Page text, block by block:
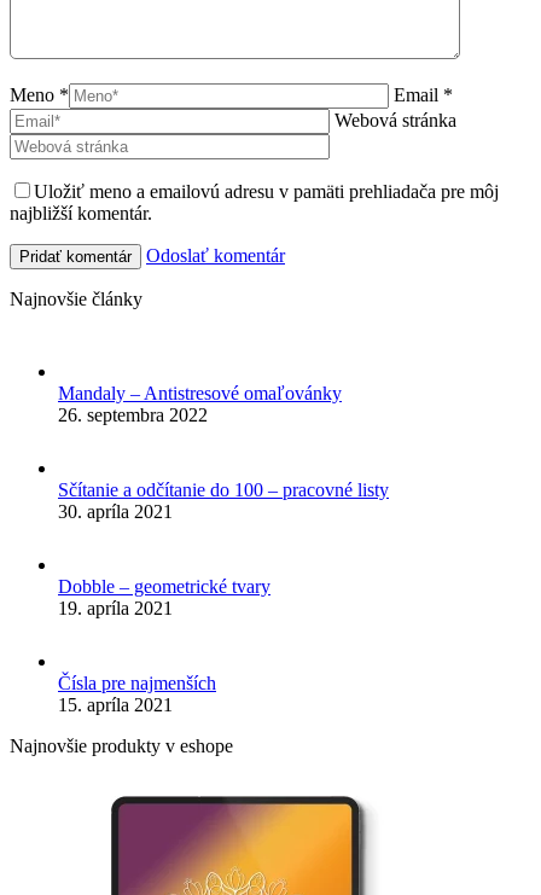
Meno *
Email *
Webová stránka
Uložiť meno a emailovú adresu v pamäti prehliadača pre môj
najbližší komentár.
Odoslať komentár
Najnovšie články
Mandaly – Antistresové omaľovánky
26. septembra 2022
Sčítanie a odčítanie do 100 – pracovné listy
30. apríla 2021
Dobble – geometrické tvary
19. apríla 2021
Čísla pre najmenších
15. apríla 2021
Najnovšie produkty v eshope